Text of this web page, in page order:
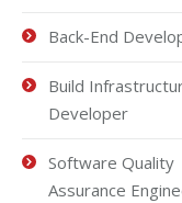
Back-End
Build
Developer
Software Quality
Assurance